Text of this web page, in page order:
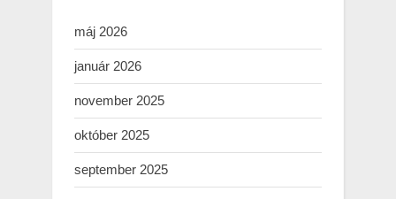
máj 2026
január 2026
november 2025
október 2025
september 2025